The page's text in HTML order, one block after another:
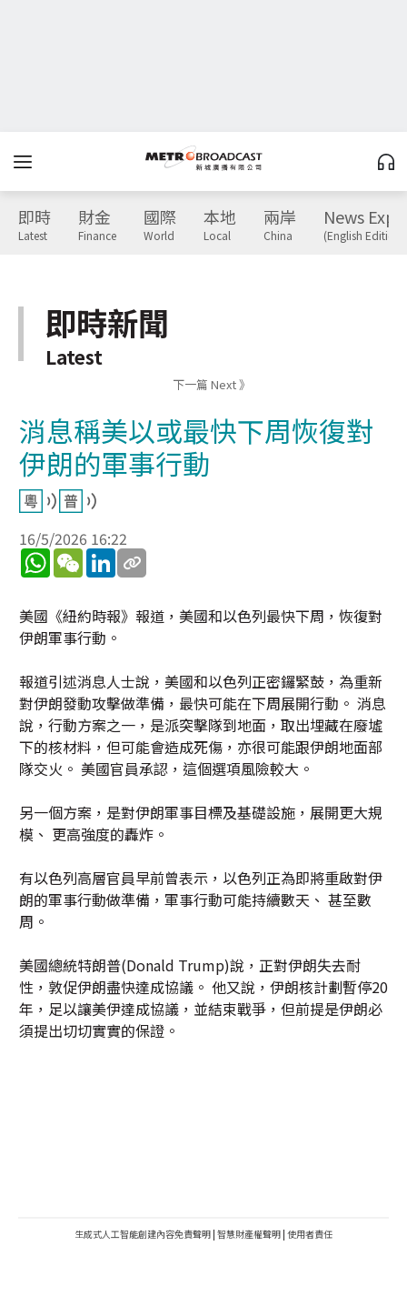
即時
Latest
財金
Finance
國際
World
本地
Local
兩岸
China
News
(English Edition)
即時新聞
Latest
下一篇 Next 》
消息稱美以或最快下周恢復對
伊朗的軍事行動
16/5/2026 16:22
WhatsApp
WeChatLinkedIn
美國《紐約時報》報道，美國和以色列最快下周，恢復對
伊朗軍事行動。
報道引述消息人士說，美國和以色列正密鑼緊鼓，為重新
對伊朗發動攻擊做準備，最快可能在下周展開行動。 消息
說，行動方案之一，是派突擊隊到地面，取出埋藏在廢墟
下的核材料，但可能會造成死傷，亦很可能跟伊朗地面部
隊交火。 美國官員承認，這個選項風險較大。
另一個方案，是對伊朗軍事目標及基礎設施，展開更大規
模、 更高強度的轟炸。
有以色列高層官員早前曾表示，以色列正為即將重啟對伊
朗的軍事行動做準備，軍事行動可能持續數天、 甚至數
周。
美國總統特朗普(Donald Trump)說，正對伊朗失去耐
性，敦促伊朗盡快達成協議。 他又說，伊朗核計劃暫停20
年，足以讓美伊達成協議，並結束戰爭，但前提是伊朗必
須提出切切實實的保證。
生成式人工智能創建內容免責聲明 | 智慧財產權聲明 | 使用者責任